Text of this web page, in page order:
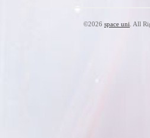
©2026 space uni . All